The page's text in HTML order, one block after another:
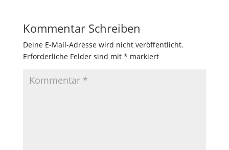
Kommentar Schreiben
Deine E-Mail-Adresse wird nicht veröffentlicht.
Erforderliche Felder sind mit * markiert